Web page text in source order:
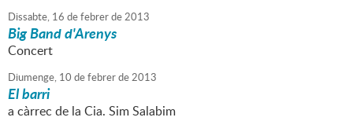
Dissabte, 16 defebrerde2013
Big Band d'Arenys
Concert
Diumenge, 10 defebrerde2013
El barri
a càrrec de la Cia. Sim Salabim